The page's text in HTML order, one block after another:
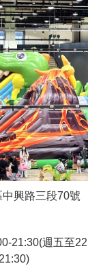
興路三段70號
21:30(週五至